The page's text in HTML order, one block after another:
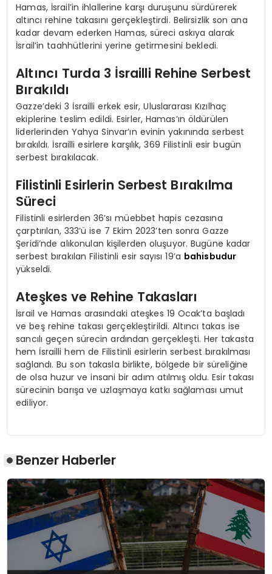
Hamas, İsrail’in ihlallerine karşı duruşunu sürdürerek
altıncı rehine takasını gerçekleştirdi. Belirsizlik son ana
kadar devam ederken Hamas, süreci askıya alarak
İsrail’in taahhütlerini yerine getirmesini bekledi.
Altıncı Turda 3 İsrailli Rehine Serbest
Bırakıldı
Gazze’deki 3 İsrailli erkek esir, Uluslararası Kızılhaç
ekiplerine teslim edildi. Esirler, Hamas’ın öldürülen
liderlerinden Yahya Sinvar’ın evinin yakınında serbest
bırakıldı. İsrailli esirlere karşılık, 369 Filistinli esir bugün
serbest bırakılacak.
Filistinli Esirlerin Serbest Bırakılma
Süreci
Filistinli esirlerden 36’sı müebbet hapis cezasına
çarptırılan, 333’ü ise 7 Ekim 2023’ten sonra Gazze
Şeridi’nde alıkonulan kişilerden oluşuyor. Bugüne kadar
serbest bırakılan Filistinli esir sayısı 19’a bahisbudur
yükseldi.
Ateşkes ve Rehine Takasları
İsrail ve Hamas arasındaki ateşkes 19 Ocak’ta başladı
ve beş rehine takası gerçekleştirildi. Altıncı takas ise
sancılı geçen sürecin ardından gerçekleşti. Her takasta
hem İsrailli hem de Filistinli esirlerin serbest bırakılması
sağlandı. Bu son takasla birlikte, bölgede bir süreliğine
de olsa huzur ve insani bir adım atılmış oldu. Esir takası
sürecinin barışa ve uzlaşmaya katkı sağlaması umut
ediliyor.
Benzer Haberler